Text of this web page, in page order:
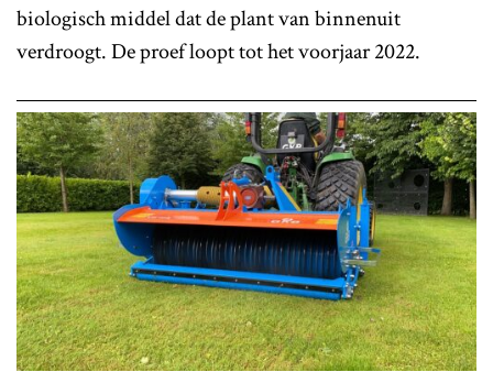
biologisch middel dat de plant van binnenuit
verdroogt. De proef loopt tot het voorjaar 2022.